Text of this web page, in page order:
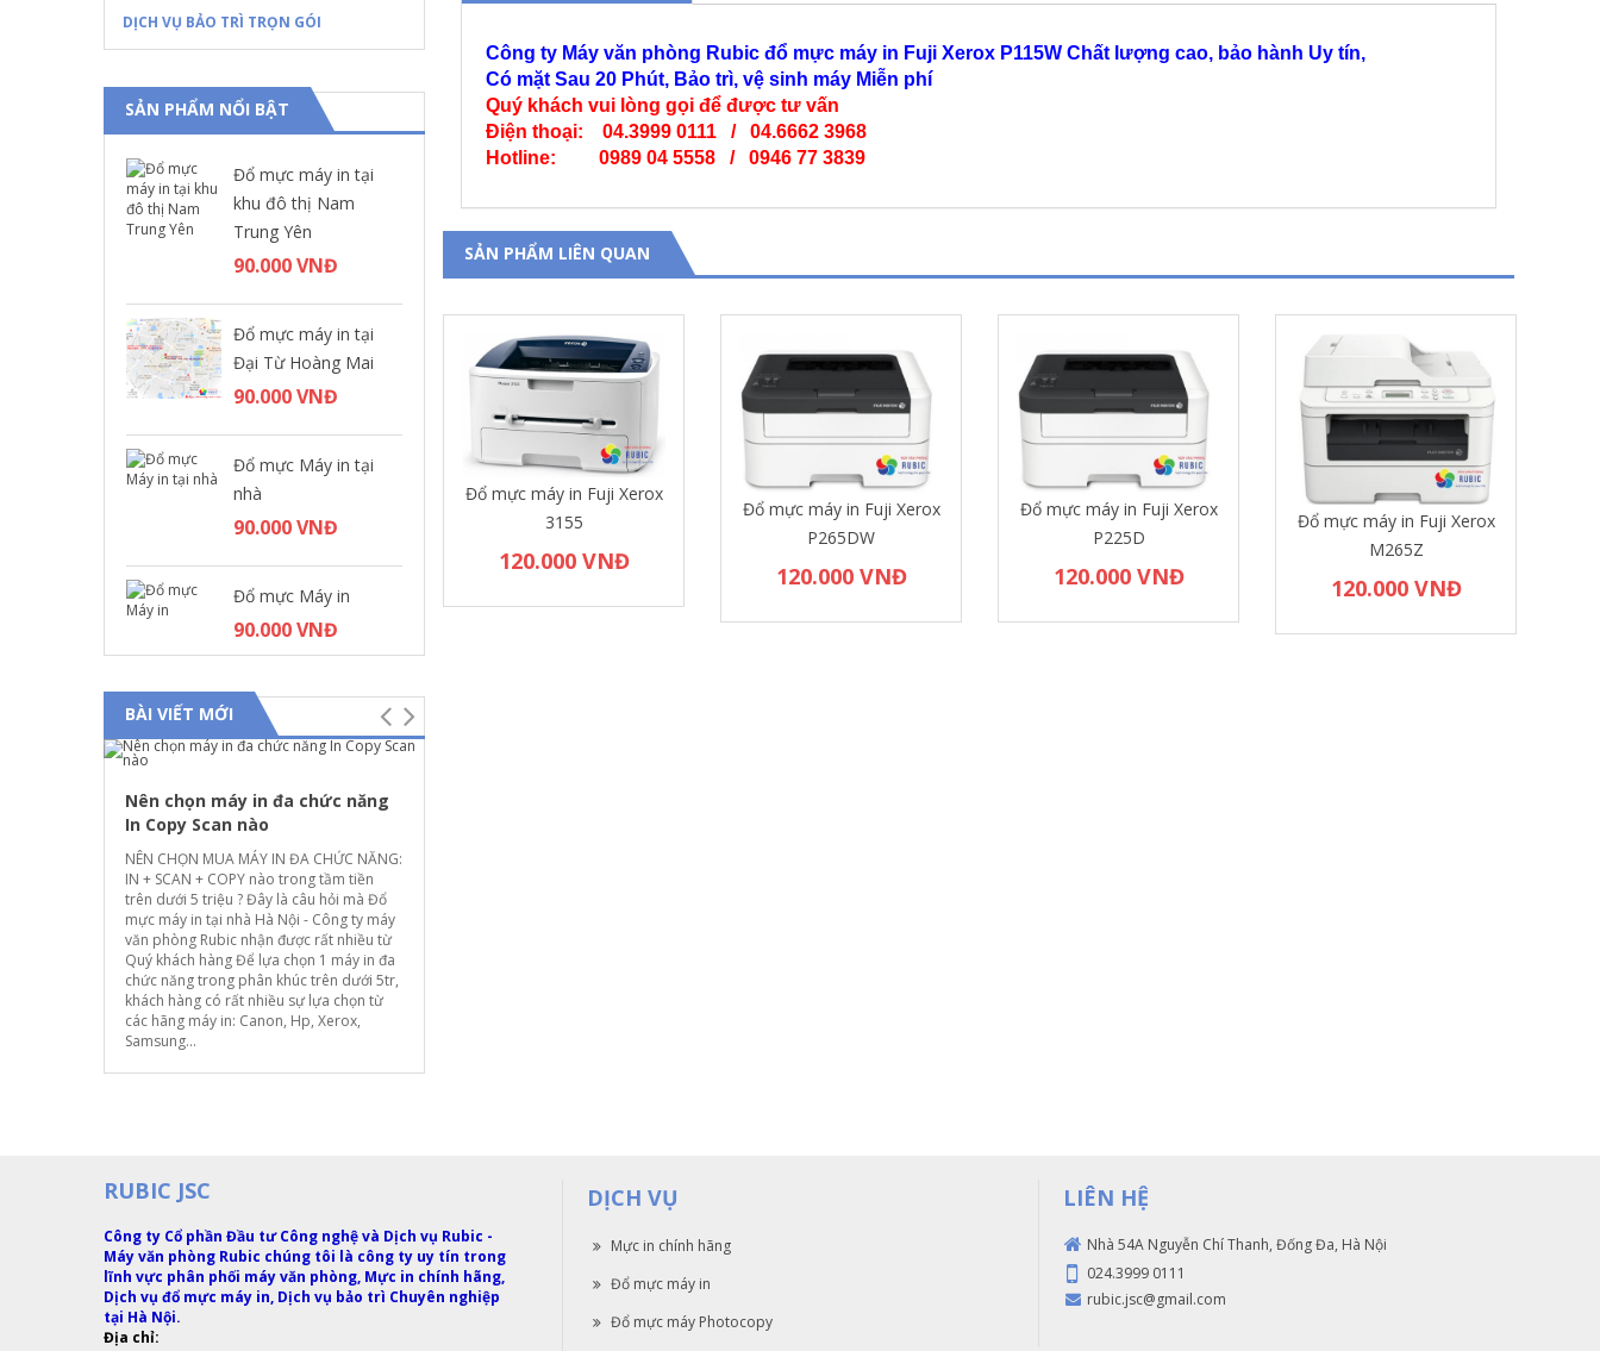
Công ty Máy văn phòng Rubic đổ mực máy in Fuji Xerox P115W Chất lượng cao, bảo hành Uy tín,
Có mặt Sau 20 Phút, Bảo trì, vệ sinh máy Miễn phí
Quý khách vui lòng gọi để được tư vấn
Điện thoại: 04.3999 0111 / 04.6662 3968
Hotline: 0989 04 5558 / 0946 77 3839
SẢN PHẨM LIÊN QUAN
Đổ mực máy in Fuji Xerox
3155
120.000 VNĐ
Đổ mực máy in Fuji Xerox
P265DW
120.000 VNĐ
Đổ mực máy in Fuji Xerox
P225D
120.000 VNĐ
Đổ mực máy in Fuji Xerox
M265Z
120.000 VNĐ
DỊCH VỤ BẢO TRÌ TRỌN GÓI
SẢN PHẨM NỔI BẬT
Đổ mực máy in tại
khu đô thị Nam
Trung Yên
90.000 VNĐ
Đổ mực máy in tại
Đại Từ Hoàng Mai
90.000 VNĐ
Đổ mực Máy in tại
nhà
90.000 VNĐ
Đổ mực Máy in
90.000 VNĐ
BÀI VIẾT MỚI
Nên chọn máy in đa chức năng
In Copy Scan nào
NÊN CHỌN MUA MÁY IN ĐA CHỨC NĂNG:
IN + SCAN + COPY nào trong tầm tiền
trên dưới 5 triệu ? Đây là câu hỏi mà Đổ
mực máy in tại nhà Hà Nội - Công ty máy
văn phòng Rubic nhận được rất nhiều từ
Quý khách hàng Để lựa chọn 1 máy in đa
chức năng trong phân khúc trên dưới 5tr,
khách hàng có rất nhiều sự lựa chọn từ
các hãng máy in: Canon, Hp, Xerox,
Samsung...
RUBIC JSC
Công ty Cổ phần Đầu tư Công nghệ và Dịch vụ Rubic -
Máy văn phòng Rubic chúng tôi là công ty uy tín trong
lĩnh vực phân phối máy văn phòng, Mực in chính hãng,
Dịch vụ đổ mực máy in, Dịch vụ bảo trì Chuyên nghiệp
tại Hà Nội.
Địa chỉ:
DỊCH VỤ
Mực in chính hãng
Đổ mực máy in
Đổ mực máy Photocopy
LIÊN HỆ
Nhà 54A Nguyễn Chí Thanh, Đống Đa, Hà Nội
024.3999 0111
rubic.jsc@gmail.com